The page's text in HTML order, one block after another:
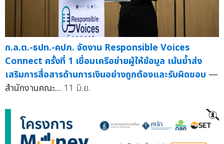
ก.ล.ต.-ธปท.-คปภ. จัดงาน Responsible Voices
Connect ครั้งที่ 1 เชื่อมเครือข่ายผู้ให้ข้อมูล เน้นย้ำส่ง
เสริมการสื่อสารด้านการเงินอย่างถูกต้องและรับผิดชอบ —
สำนักงานคณะ... 11 มิ.ย.